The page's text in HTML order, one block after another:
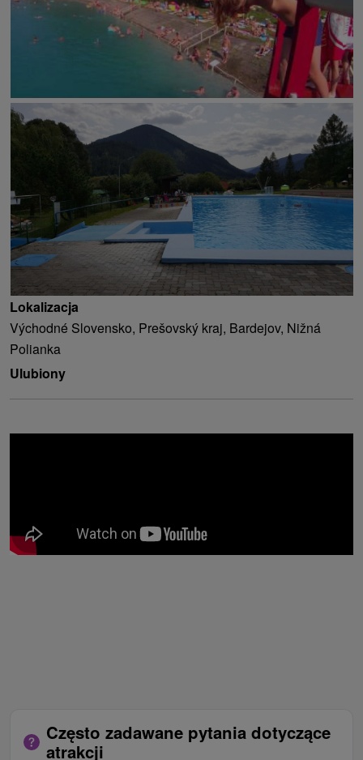
Lokalizacja
Východné Slovensko, Prešovský kraj, Bardejov, Nižná
Polianka
Ulubiony
Często zadawane pytania dotyczące
atrakcji